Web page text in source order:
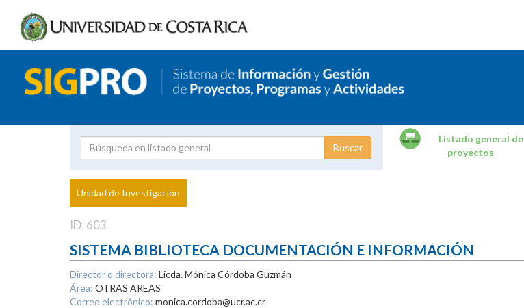
Proyecto
Investigador
Listado general de
proyectos
Unidad de Investigación
ID: 603
SISTEMA BIBLIOTECA DOCUMENTACIÓN E INFORMACIÓN
Director o directora: Licda. Mónica Córdoba Guzmán
Área: OTRAS AREAS
Correo electrónico: monica.cordoba@ucr.ac.cr